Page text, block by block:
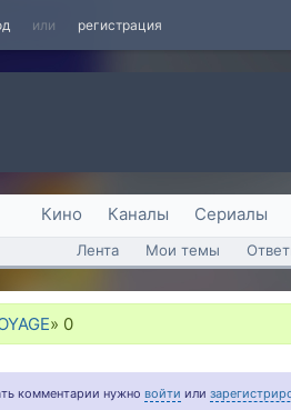
или регистрация
Кино Каналы Сериалы
Лента Мои темы
» 0
комментарии нужно войти или